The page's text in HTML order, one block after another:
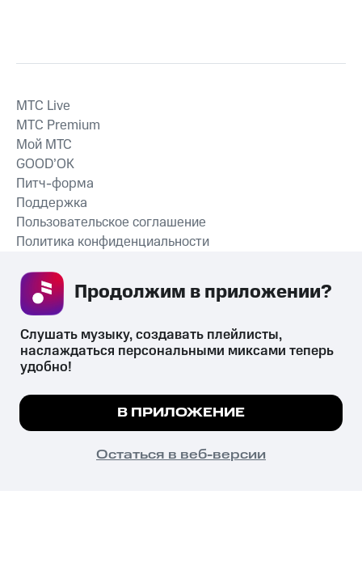
СКАЧАТЬ ПРИЛОЖЕНИЕ
MTС Live
MTС Premium
Мой МТС
GOOD’OK
Питч-форма
Поддержка
Пользовательское соглашение
Политика конфиденциальности
психотропных веществ, их аналогов причиняет вред здоровью,
их незаконный оборот запрещён и влечёт установленную
законодательством ответственность.
© 2026 ООО «КИОН».
Все права защищены
Мы используем куки, чтобы на сайте все
Подробнее
ПОНЯТНО
Слушать музыку, создавать плейлисты,
наслаждаться персональными миксами теперь
удобно!
В ПРИЛОЖЕНИЕ
Остаться в веб-версии